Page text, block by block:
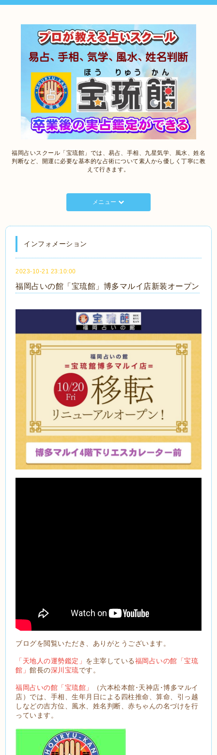
福岡占いスクール「宝琉館」では、易占、手相、九星気学、風水、姓名
判断など、開運に必要な基本的な占術について素人から優しく丁寧に教
えて行きます。
メニュー
インフォメーション
2023-10-21 23:10:00
福岡占いの館「宝琉館」博多マルイ店新装オープン
ブログを閲覧いただき、ありがとうございます。
「天地人の運勢鑑定」 を主宰している福岡占いの館「宝琉
館」館長の深川宝琉です。
福岡占いの館「宝琉館」
（六本松本館･天神店･博多マルイ
店）では、手相、生年月日による四柱推命、算命、引っ越
しなどの吉方位、風水、姓名判断、赤ちゃんの名づけを行
っています。